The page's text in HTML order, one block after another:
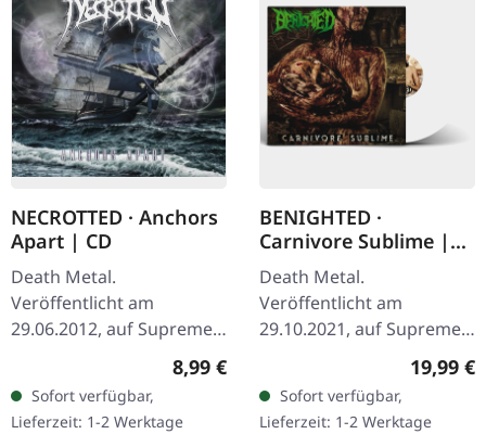
NECROTTED · Anchors
Apart | CD
Death Metal.
Veröffentlicht am
29.06.2012, auf Supreme
Chaos Records. CD im
Jewelcase mit 8-seitigem
Booklet. Hier gibt es nicht
weniger als modernen…
Regulärer Preis:
8,99 €
Sofort verfügbar,
Lieferzeit: 1-2 Werktage
BENIGHTED ·
Carnivore Sublime |
WHITE LP
Death Metal.
Veröffentlicht am
29.10.2021, auf Supreme
Chaos Records. Weißes
Vinyl. Neuauflage als
hochwertiges Vinyl mit
Original Splatter…
19,99 €
Sofort verfügbar,
Lieferzeit: 1-2 Werktage